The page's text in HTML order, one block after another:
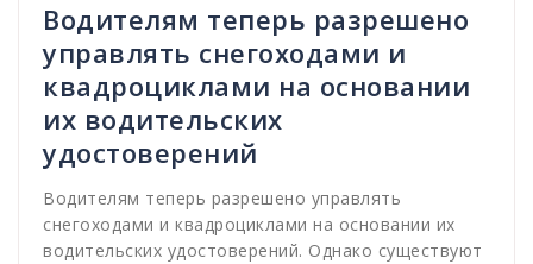
Водителям теперь разрешено
управлять снегоходами и
квадроциклами на основании
их водительских
удостоверений
Водителям теперь разрешено управлять
снегоходами и квадроциклами на основании их
водительских удостоверений. Однако существуют